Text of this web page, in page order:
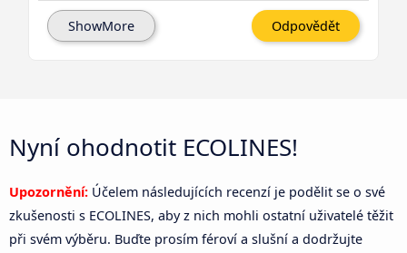
ShowMore Odpovědět
Nyní ohodnotit ECOLINES!
Upozornění: Účelem následujících recenzí je podělit se o své
zkušenosti s ECOLINES, aby z nich mohli ostatní uživatelé těžit
při svém výběru. Buďte prosím féroví a slušní a dodržujte